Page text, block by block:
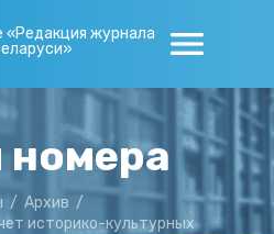
«Редакция журнала
номера
/ Архив /
историко-культурных